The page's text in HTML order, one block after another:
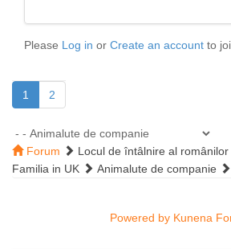
Please Log in or Create an account to
1 2
Forum
Locul de întâlnire al
Familia in UK
Animalute de companie
Powered by Kunena